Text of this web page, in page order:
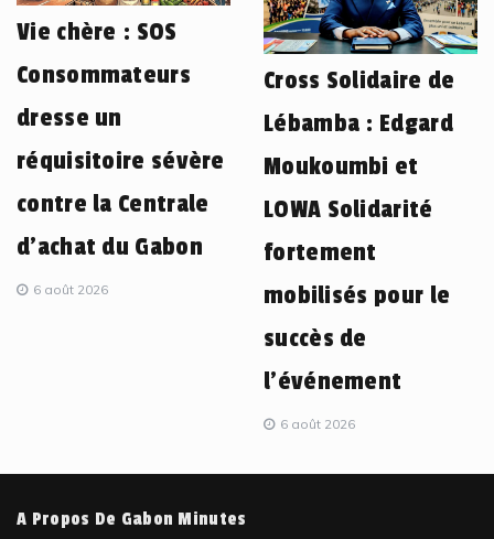
Vie chère : SOS
Consommateurs
dresse un
réquisitoire sévère
contre la Centrale
d’achat du Gabon
6 août 2026
Cross Solidaire de
Lébamba : Edgard
Moukoumbi et
LOWA Solidarité
fortement
mobilisés pour le
succès de
l’événement
6 août 2026
A Propos De Gabon Minutes